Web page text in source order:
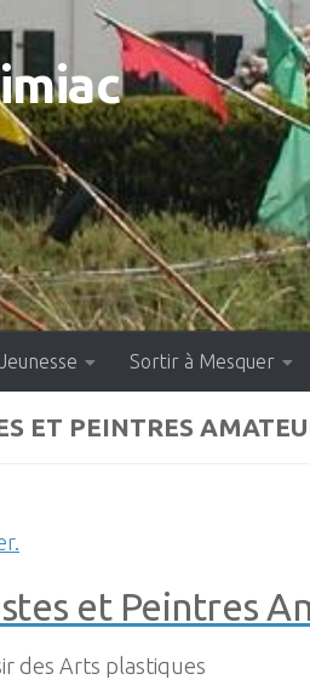
Sortir à Mesquer
ET PEINTRES
et Peintres
des Arts plastiques